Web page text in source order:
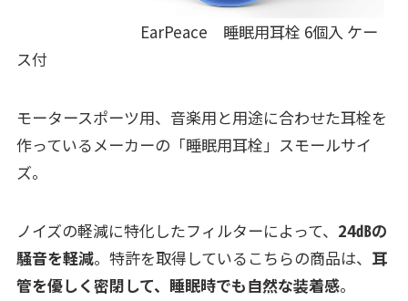
EarPeace 睡眠用耳栓 6個入 ケー
ス付
モータースポーツ用、音楽用と用途に合わせた耳栓を
作っているメーカーの「睡眠用耳栓」スモールサイ
ズ。
ノイズの軽減に特化したフィルターによって、 24㏈の
騒音を軽減。特許を取得しているこちらの商品は、 耳
管を優しく密閉して、睡眠時でも自然な装着感。